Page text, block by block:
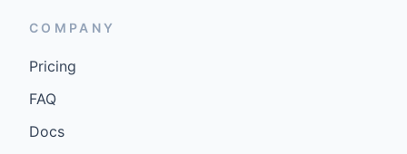
COMPANY
Pricing
FAQ
Docs